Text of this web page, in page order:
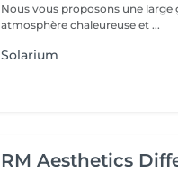
Nous vous proposons une large
atmosphère chaleureuse et ...
Solarium
RM Aesthetics